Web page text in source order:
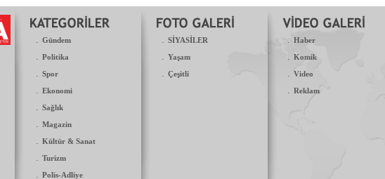
. Gündem
. Politika
. Spor
. Ekonomi
. Sağlık
. Magazin
. Kültür & Sanat
. Turizm
. Polis-Adliye
. SİYASİLER
. Yaşam
. Çeşitli
. Haber
. Komik
. Video
. Reklam